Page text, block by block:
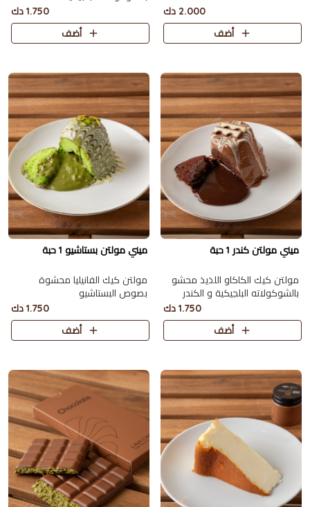
2.000 دك
أضف
1.750 دك
أضف
ميني مولتن كندر 1 حبة
مولتن كيك الكاكاو اللذيذ محشو
بالشوكولاته البلجيكية و الكندر
1.750 دك
أضف
ميني مولتن بستاشيو 1 حبة
مولتن كيك الفانيليا محشوة
بصوص البستاشيو
1.750 دك
أضف